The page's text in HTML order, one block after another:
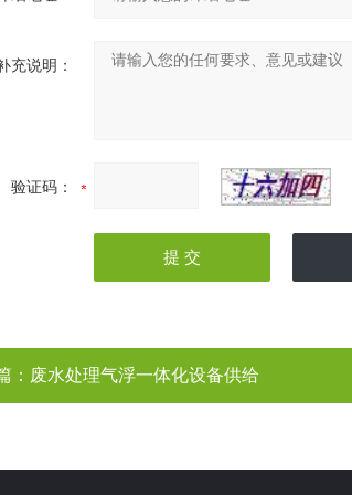
充说明：
验证码：
： 废水处理气浮一体化设备供给